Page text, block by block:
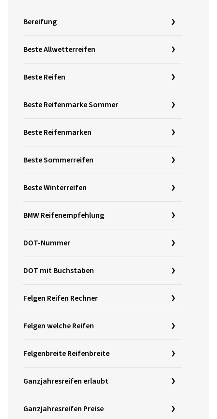
Bereifung
Beste Allwetterreifen
Beste Reifen
Beste Reifenmarke Sommer
Beste Reifenmarken
Beste Sommerreifen
Beste Winterreifen
BMW Reifenempfehlung
DOT-Nummer
DOT mit Buchstaben
Felgen Reifen Rechner
Felgen welche Reifen
Felgenbreite Reifenbreite
Ganzjahresreifen erlaubt
Ganzjahresreifen Preise